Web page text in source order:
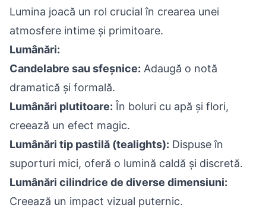
Lumina joacă un rol crucial în crearea unei
atmosfere intime și primitoare.
Lumânări:
Candelabre sau sfeșnice: Adaugă o notă
dramatică și formală.
Lumânări plutitoare: În boluri cu apă și flori,
creează un efect magic.
Lumânări tip pastilă (tealights): Dispuse în
suporturi mici, oferă o lumină caldă și discretă.
Lumânări cilindrice de diverse dimensiuni:
Creează un impact vizual puternic.